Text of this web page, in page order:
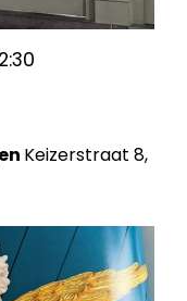
Keizerstraat 8,